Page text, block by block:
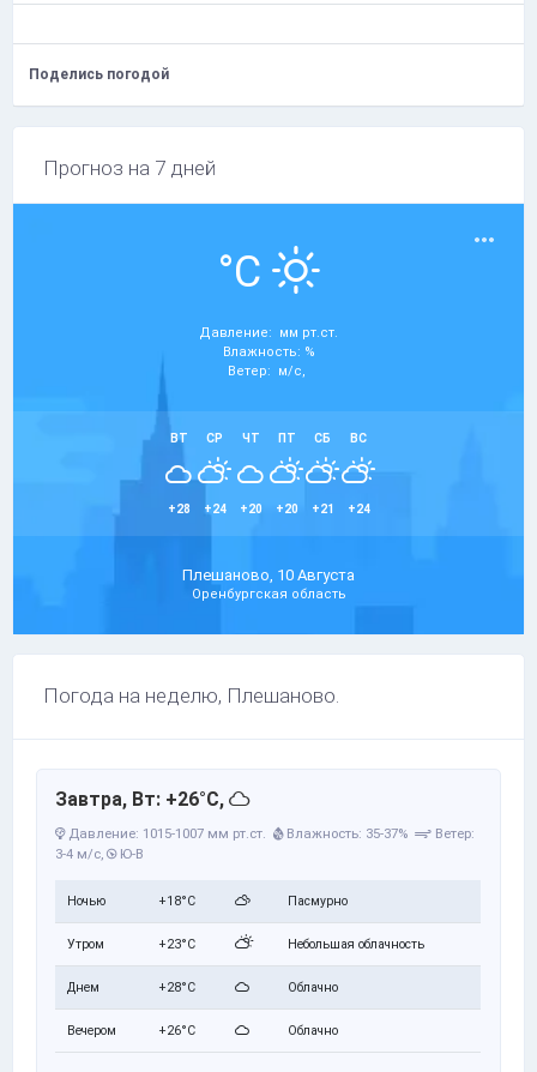
Поделись погодой
Прогноз на 7 дней
°C
Давление: мм рт.ст.
Влажность: %
Ветер: м/с,
ВТ
+28
СР
+24
ЧТ
+20
ПТ
+20
СБ
+21
ВС
+24
Плешаново, 10 Августа
Оренбургская область
Погода на неделю, Плешаново.
Завтра, Вт: +26°C,
Давление: 1015-1007 мм рт.ст. Влажность: 35-37%
Ветер:
3-4 м/с, Ю-В
Ночью +18°C Пасмурно
Утром +23°C Небольшая облачность
Днем +28°C Облачно
Вечером +26°C Облачно